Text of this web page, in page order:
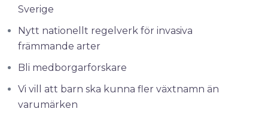
Sverige
Nytt nationellt regelverk för invasiva
främmande arter
Bli medborgarforskare
Vi vill att barn ska kunna fler växtnamn än
varumärken